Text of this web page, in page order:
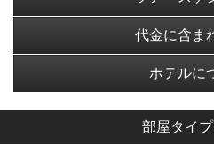
代金に含ま
ホテルに
部屋タイ